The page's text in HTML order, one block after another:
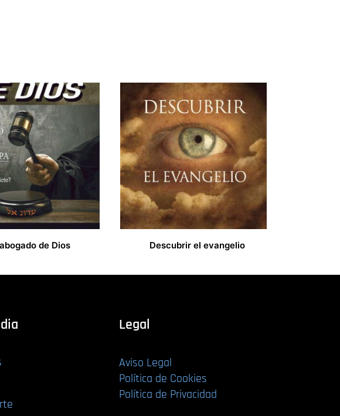
de Dios Descubrir el evangelio
Legal
Aviso Legal
Política de Cookies
Política de Privacidad